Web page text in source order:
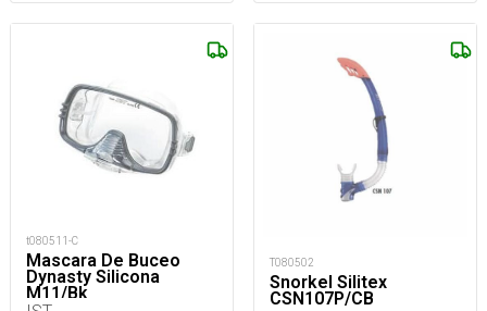
t080511-C
Mascara De Buceo
Dynasty Silicona
M11/Bk
T080502
Snorkel Silitex
CSN107P/CB